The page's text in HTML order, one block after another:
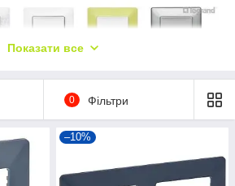
Показати все
0 Фільтри
–10%